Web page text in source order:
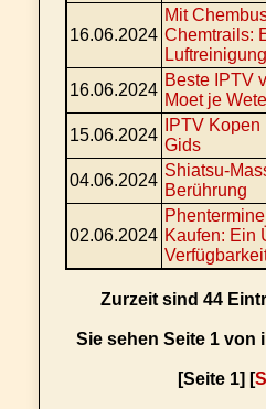
16.06.2024
Mit
Chemtrails:
16.06.2024
Beste IPTV
Moet je
15.06.2024
IPTV
Gids
04.06.2024
Shiatsu-
Berührung
02.06.2024 Kaufen: Ein
Zurzeit sind 44
Sie sehen Seite 1 von
[Seite 1] [